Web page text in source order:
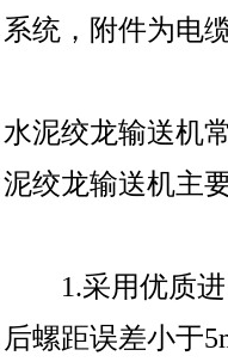
系统，附件为电
水泥绞龙输送机
泥绞龙输送机主
1.采用优质进
后螺距误差小于